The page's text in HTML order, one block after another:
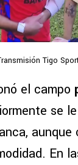
Tigo
el campo
se
aunque
En